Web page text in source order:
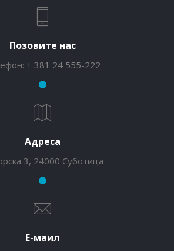
Позовите нас
+ 381 24 555-222
Адреса
3, 24000 Суботица
Е-маил